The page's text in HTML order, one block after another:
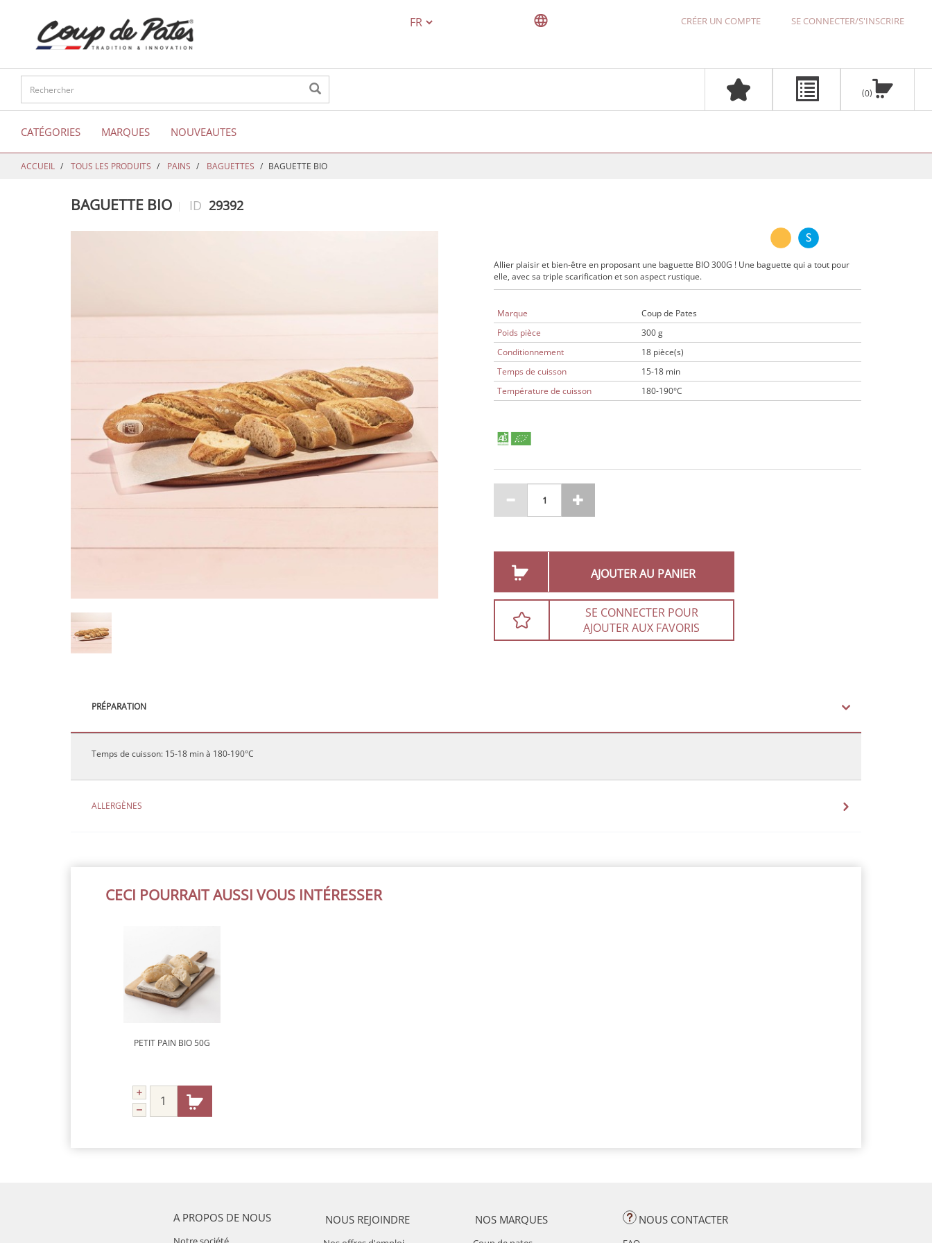
TEXT.LANGUAGE CRÉER UN COMPTE SE CONNECTER/S'INSCRIRE
0
CATÉGORIES MARQUES NOUVEAUTES
ACCUEIL TOUS LES PRODUITS PAINS BAGUETTES BAGUETTE BIO
BAGUETTE BIO ID 29392
Allier plaisir et bien-être en proposant une baguette BIO 300G ! Une baguette qui a tout pour
elle, avec sa triple scarification et son aspect rustique.
Marque
Coup de Pates
Poids pièce
300 g
Conditionnement
18 pièce(s)
Temps de cuisson
15-18 min
Température de cuisson
180-190°C
AJOUTER AU PANIER
SE CONNECTER POUR
AJOUTER AUX FAVORIS
PRÉPARATION
Temps de cuisson: 15-18 min à 180-190°C
ALLERGÈNES
CECI POURRAIT AUSSI VOUS INTÉRESSER
PETIT PAIN BIO 50G
A PROPOS DE NOUS NOUS REJOINDRE NOS MARQUES NOUS CONTACTER